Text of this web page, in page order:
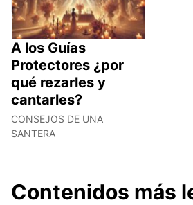
A los Guías
Protectores ¿por
qué rezarles y
cantarles?
CONSEJOS DE UNA
SANTERA
Contenidos más